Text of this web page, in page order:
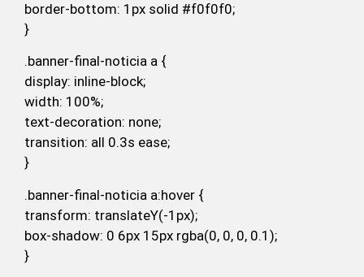
border-bottom: 1px solid #f0f0f0;
}
.banner-final-noticia a {
display: inline-block;
width: 100%;
text-decoration: none;
transition: all 0.3s ease;
}
.banner-final-noticia a:hover {
transform: translateY(-1px);
box-shadow: 0 6px 15px rgba(0, 0, 0, 0.1);
}